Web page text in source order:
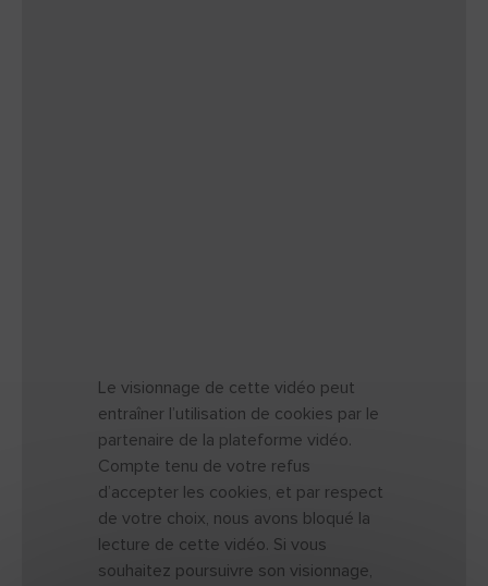
Le visionnage de cette vidéo peut
entraîner l’utilisation de cookies par le
partenaire de la plateforme vidéo.
Compte tenu de votre refus
d’accepter les cookies, et par respect
de votre choix, nous avons bloqué la
lecture de cette vidéo. Si vous
souhaitez poursuivre son visionnage,